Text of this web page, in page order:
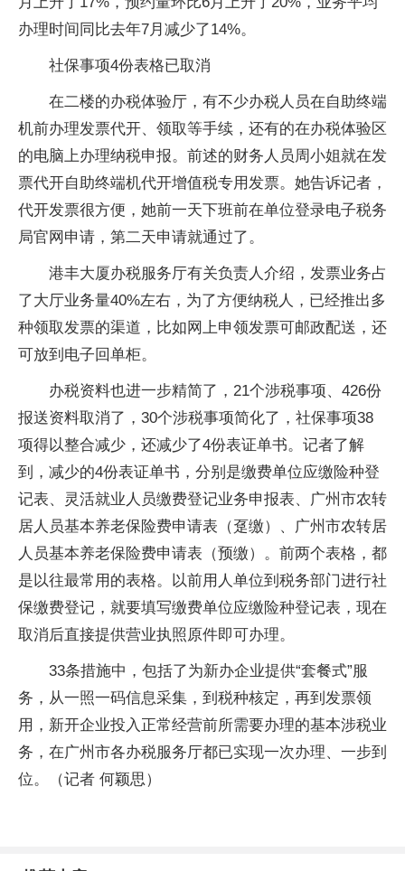
办理时间同比去年7月减少了14%。
社保事项4份表格已取消
在二楼的办税体验厅，有不少办税人员在自助终端
机前办理发票代开、领取等手续，还有的在办税体验区
的电脑上办理纳税申报。前述的财务人员周小姐就在发
票代开自助终端机代开增值税专用发票。她告诉记者，
代开发票很方便，她前一天下班前在单位登录电子税务
局官网申请，第二天申请就通过了。
港丰大厦办税服务厅有关负责人介绍，发票业务占
了大厅业务量40%左右，为了方便纳税人，已经推出多
种领取发票的渠道，比如网上申领发票可邮政配送，还
可放到电子回单柜。
办税资料也进一步精简了，21个涉税事项、426份
报送资料取消了，30个涉税事项简化了，社保事项38
项得以整合减少，还减少了4份表证单书。记者了解
到，减少的4份表证单书，分别是缴费单位应缴险种登
记表、灵活就业人员缴费登记业务申报表、广州市农转
居人员基本养老保险费申请表（趸缴）、广州市农转居
人员基本养老保险费申请表（预缴）。前两个表格，都
是以往最常用的表格。以前用人单位到税务部门进行社
保缴费登记，就要填写缴费单位应缴险种登记表，现在
取消后直接提供营业执照原件即可办理。
33条措施中，包括了为新办企业提供“套餐式”服
务，从一照一码信息采集，到税种核定，再到发票领
用，新开企业投入正常经营前所需要办理的基本涉税业
务，在广州市各办税服务厅都已实现一次办理、一步到
位。（记者 何颖思）